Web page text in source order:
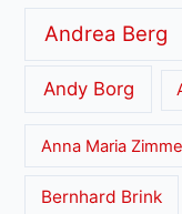
Andrea Berg
Andy Borg
Anna Maria
Bernhard Brink